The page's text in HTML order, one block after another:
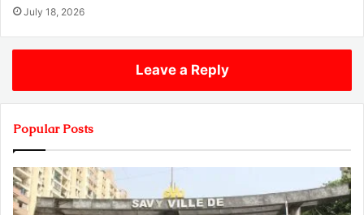
July 18, 2026
Leave a Reply
Popular Posts